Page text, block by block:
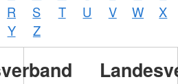
R S T U V W
X
Y
Z